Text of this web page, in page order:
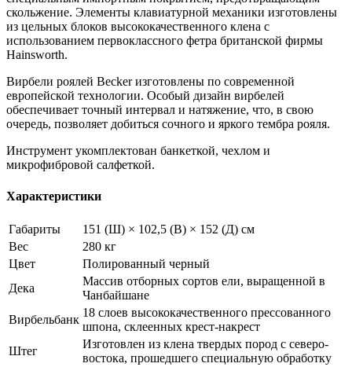
скольжение. Элементы клавиатурной механики изготовлены
из цельных блоков высококачественного клена с
использованием первоклассного фетра британской фирмы
Hainsworth.
Вирбели роялей Becker изготовлены по современной
европейской технологии. Особый дизайн вирбелей
обеспечивает точный интервал и натяжение, что, в свою
очередь, позволяет добиться сочного и яркого тембра рояля.
Инструмент укомплектован банкеткой, чехлом и
микрофибровой салфеткой.
Характеристики
Габариты
151 (Ш) × 102,5 (В) × 152 (Д) см
Вес
280 кг
Цвет
Полированный черный
Дека
Массив отборных сортов ели, выращенной в
Чанбайшане
Вирбельбанк
18 слоев высококачественного прессованного
шпона, склеенных крест-накрест
Штег
Изготовлен из клена твердых пород с северо-
востока, прошедшего специальную обработку